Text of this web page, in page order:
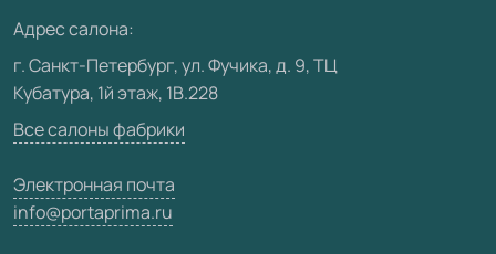
Видео
Карта сайта
Адрес салона:
г. Санкт-Петербург, ул. Фучика, д. 9, ТЦ
Кубатура, 1й этаж, 1В.228
Все салоны фабрики
Электронная почта
info@portaprima.ru